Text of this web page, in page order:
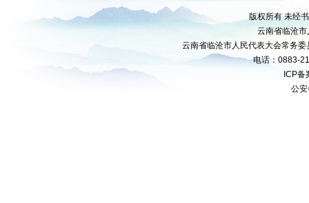
版权所有 未经
云南省临沧
云南省临沧市人民代表大会常务
电话：0883-
ICP备
公